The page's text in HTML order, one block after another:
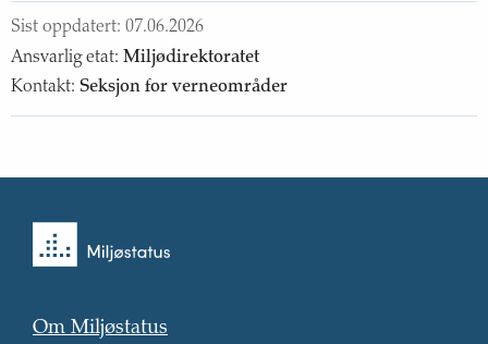
Sist oppdatert: 07.06.2026
Ansvarlig etat: Miljødirektoratet
Kontakt: Seksjon for verneområder
Tilbake
til
Om Miljøstatus